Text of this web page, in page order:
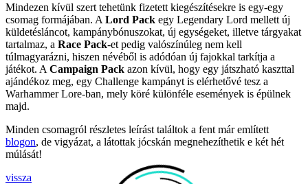
Mindezen kívül szert tehetünk fizetett kiegészítésekre is egy-egy
csomag formájában. A Lord Pack egy Legendary Lord mellett új
küldetésláncot, kampánybónuszokat, új egységeket, illetve tárgyakat
tartalmaz, a Race Pack-et pedig valószínúleg nem kell
túlmagyarázni, hiszen névéből is adódóan új fajokkal tarkítja a
játékot. A Campaign Pack azon kívül, hogy egy játszható kaszttal
ajándékoz meg, egy Challenge kampányt is elérhetővé tesz a
Warhammer Lore-ban, mely köré különféle események is épülnek
majd.
Minden csomagról részletes leírást találtok a fent már említett
blogon, de vigyázat, a látottak jócskán megnehezíthetik e két hét
múlását!
vissza